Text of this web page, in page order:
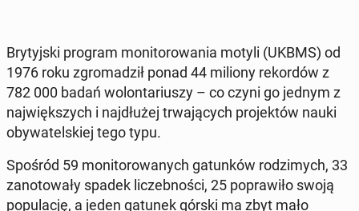
Bry­tyj­ski program mo­ni­to­ro­wa­nia motyli (UKBMS) od
1976 roku zgro­ma­dził ponad 44 miliony re­kor­dów z
782 000 badań wo­lon­ta­riu­szy – co czyni go jednym z
naj­więk­szych i naj­dłu­żej trwa­ją­cych pro­jek­tów nauki
oby­wa­tel­skiej tego typu.
Spośród 59 mo­ni­to­ro­wa­nych ga­tun­ków ro­dzi­mych, 33
za­no­to­wa­ły spadek li­czeb­no­ści, 25 po­pra­wi­ło swoją
po­pu­la­cję, a jeden gatunek górski ma zbyt mało